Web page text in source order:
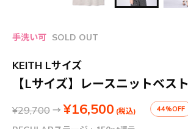
手洗い可 SOLD OUT
KEITH Lサイズ
【Lサイズ】レースニットベスト
¥29,700 → ¥16,500 (税込) 44%OFF